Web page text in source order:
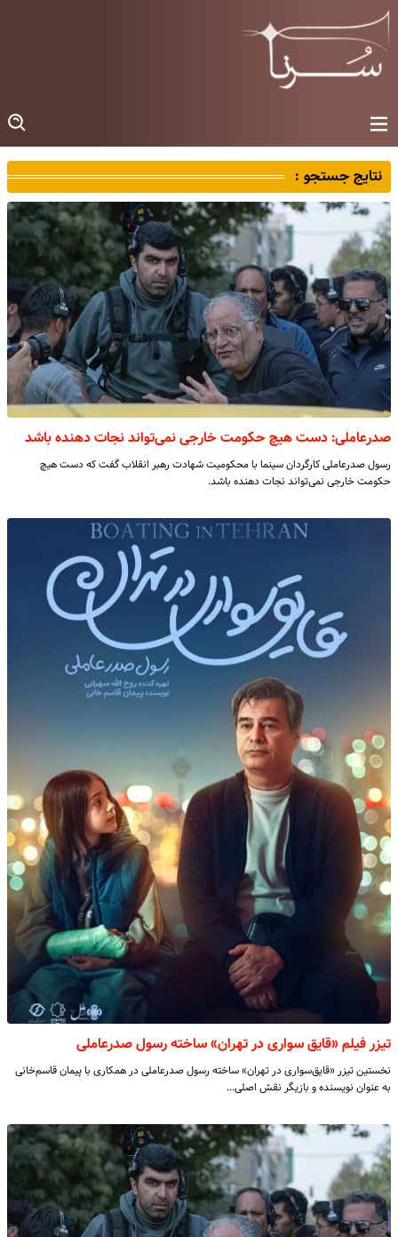
نتایج جستجو :
صدرعاملی: دست هیچ حکومت خارجی نمی‌تواند نجات دهنده باشد
رسول صدرعاملی کارگردان سینما با محکومیت شهادت رهبر انقلاب گفت که دست هیچ
حکومت خارجی نمی‌تواند نجات دهنده باشد.
تیزر فیلم «قایق سواری در تهران» ساخته رسول صدرعاملی
نخستین تیزر «قایق‌سواری در تهران» ساخته رسول صدرعاملی در همکاری با پیمان قاسم‌خانی
به عنوان نویسنده و بازیگر نقش اصلی…